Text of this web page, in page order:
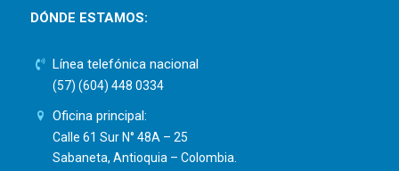
DÓNDE ESTAMOS:
Línea telefónica nacional
(57) (604) 448 0334
Oficina principal:
Calle 61 Sur N° 48A – 25
Sabaneta, Antioquia – Colombia.